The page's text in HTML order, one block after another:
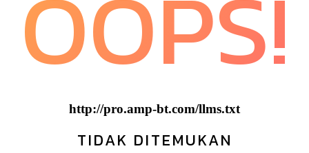
OOPS!
http://pro.amp-bt.com/llms.txt
TIDAK DITEMUKAN